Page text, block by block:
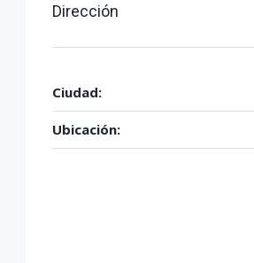
Dirección
Ciudad:
Ubicación: